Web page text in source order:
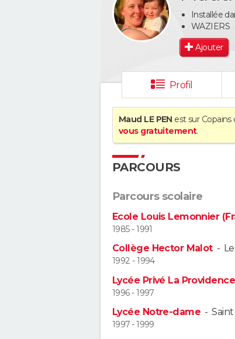
Installée
WAZIERS
Ajouter
Profil
Maud LE PEN est sur
vous gratuitement.
PARCOURS
Parcours scolaire
Ecole Louis Lemonnier
1985 - 1991
Collège Hector Malot-
1992 - 1994
Lycée Privé La Providence
1996 - 1997
Lycée Notre-dame -
1997 - 1999